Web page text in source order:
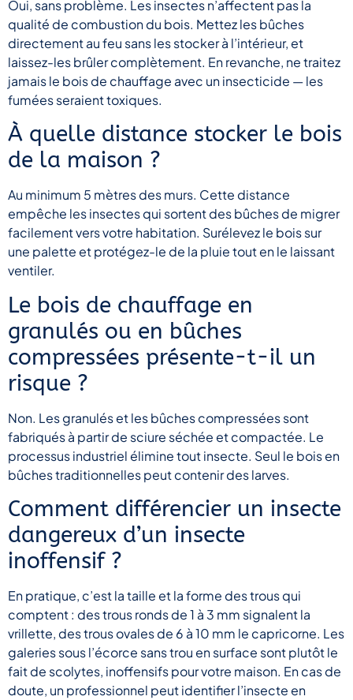
Oui, sans problème. Les insectes n’affectent pas la
qualité de combustion du bois. Mettez les bûches
directement au feu sans les stocker à l’intérieur, et
laissez-les brûler complètement. En revanche, ne traitez
jamais le bois de chauffage avec un insecticide — les
fumées seraient toxiques.
À quelle distance stocker le bois
de la maison ?
Au minimum 5 mètres des murs. Cette distance
empêche les insectes qui sortent des bûches de migrer
facilement vers votre habitation. Surélevez le bois sur
une palette et protégez-le de la pluie tout en le laissant
ventiler.
Le bois de chauffage en
granulés ou en bûches
compressées présente-t-il un
risque ?
Non. Les granulés et les bûches compressées sont
fabriqués à partir de sciure séchée et compactée. Le
processus industriel élimine tout insecte. Seul le bois en
bûches traditionnelles peut contenir des larves.
Comment différencier un insecte
dangereux d’un insecte
inoffensif ?
En pratique, c’est la taille et la forme des trous qui
comptent : des trous ronds de 1 à 3 mm signalent la
vrillette, des trous ovales de 6 à 10 mm le capricorne. Les
galeries sous l’écorce sans trou en surface sont plutôt le
fait de scolytes, inoffensifs pour votre maison. En cas de
doute, un professionnel peut identifier l’insecte en